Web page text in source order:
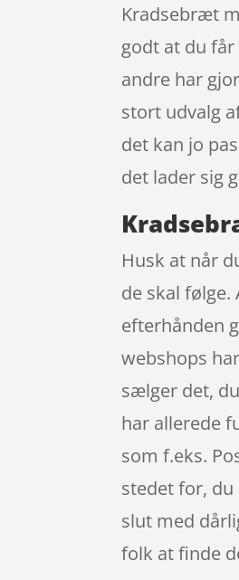
Kradsebræt
godt at du
andre har
stort udvalg
det kan jo
det lader sig
Husk at når
de skal
efterhånden
webshops
sælger det,
har allerede
som f.eks.
stedet for, du
slut med
folk at finde